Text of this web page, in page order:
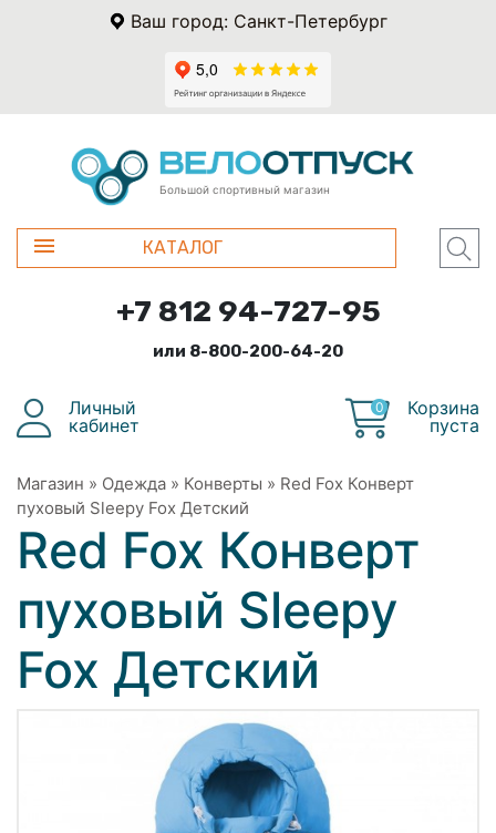
Ваш город: Санкт-Петербург
Большой спортивный магазин
КАТАЛОГ
+7 812 94-727-95
или 8-800-200-64-20
Личный
кабинет
0
Корзина
пуста
Магазин » Одежда » Конверты » Red Fox Конверт
пуховый Sleepy Fox Детский
Red Fox Конверт
пуховый Sleepy
Fox Детский